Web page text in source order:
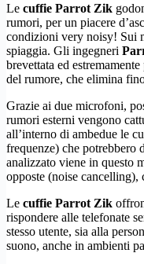
Le cuffie Parrot Zik
rumori, per un piacere
condizioni very noisy! Sui
spiaggia. Gli ingegneri
brevettata ed
del rumore, che elimina
Grazie ai due microfoni,
rumori esterni vengono
all’interno di ambedue le
frequenze) che potrebbero
analizzato viene in questo
opposte (noise cancelling),
Le cuffie Parrot Zik
rispondere alle telefonate
stesso utente, sia alla
suono, anche in ambienti